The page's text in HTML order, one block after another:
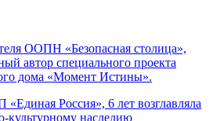
ООПН «Безопасная столица»,
автор специального проекта
дома «Момент Истины».
Россия», 6 лет возглавляла
культурному наследию